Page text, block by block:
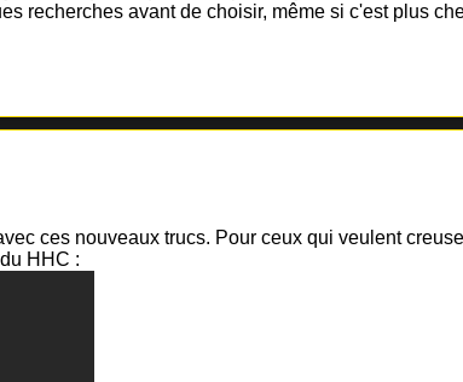
recherches avant de choisir, même si c'est plus
ces nouveaux trucs. Pour ceux qui veulent
HHC :